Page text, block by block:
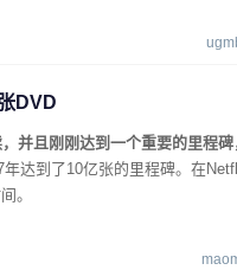
DVD
并且刚刚达到一个重要的里程
达到了10亿张的里程碑。在
。